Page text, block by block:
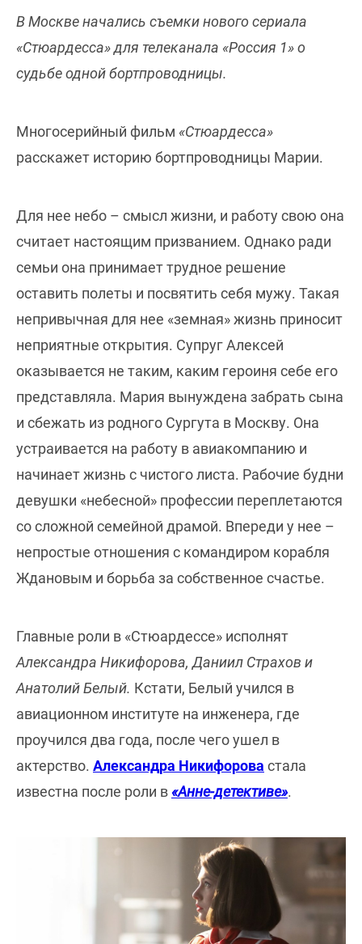
В Москве начались съемки нового сериала
«Стюардесса» для телеканала «Россия 1» о
судьбе одной бортпроводницы.
Многосерийный фильм «Стюардесса»
расскажет историю бортпроводницы Марии.
Для нее небо – смысл жизни, и работу свою она
считает настоящим призванием. Однако ради
семьи она принимает трудное решение
оставить полеты и посвятить себя мужу. Такая
непривычная для нее «земная» жизнь приносит
неприятные открытия. Супруг Алексей
оказывается не таким, каким героиня себе его
представляла. Мария вынуждена забрать сына
и сбежать из родного Сургута в Москву. Она
устраивается на работу в авиакомпанию и
начинает жизнь с чистого листа. Рабочие будни
девушки «небесной» профессии переплетаются
со сложной семейной драмой. Впереди у нее –
непростые отношения с командиром корабля
Ждановым и борьба за собственное счастье.
Главные роли в «Стюардессе» исполнят
Александра Никифорова, Даниил Страхов и
Анатолий Белый. Кстати, Белый учился в
авиационном институте на инженера, где
проучился два года, после чего ушел в
актерство. Александра Никифорова стала
известна после роли в«Анне-детективе».